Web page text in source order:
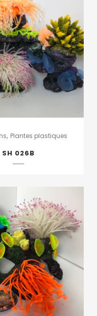
, Plantes plastiques
SH 026B